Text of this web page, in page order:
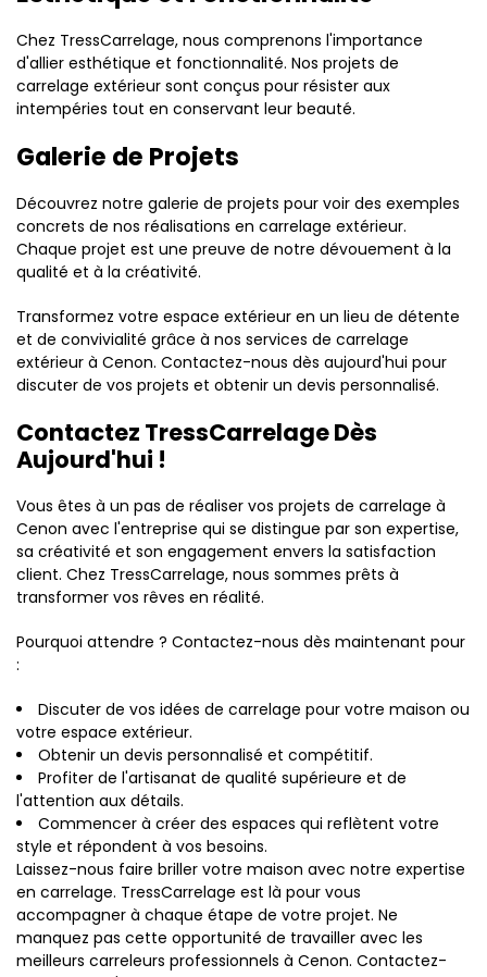
Chez TressCarrelage, nous comprenons l'importance
d'allier esthétique et fonctionnalité. Nos projets de
carrelage extérieur sont conçus pour résister aux
intempéries tout en conservant leur beauté.
Galerie de Projets
Découvrez notre galerie de projets pour voir des exemples
concrets de nos réalisations en carrelage extérieur.
Chaque projet est une preuve de notre dévouement à la
qualité et à la créativité.
Transformez votre espace extérieur en un lieu de détente
et de convivialité grâce à nos services de carrelage
extérieur à Cenon. Contactez-nous dès aujourd'hui pour
discuter de vos projets et obtenir un devis personnalisé.
Contactez TressCarrelage Dès
Aujourd'hui !
Vous êtes à un pas de réaliser vos projets de carrelage à
Cenon avec l'entreprise qui se distingue par son expertise,
sa créativité et son engagement envers la satisfaction
client. Chez TressCarrelage, nous sommes prêts à
transformer vos rêves en réalité.
Pourquoi attendre ? Contactez-nous dès maintenant pour
:
Discuter de vos idées de carrelage pour votre maison ou
votre espace extérieur.
Obtenir un devis personnalisé et compétitif.
Profiter de l'artisanat de qualité supérieure et de
l'attention aux détails.
Commencer à créer des espaces qui reflètent votre
style et répondent à vos besoins.
Laissez-nous faire briller votre maison avec notre expertise
en carrelage. TressCarrelage est là pour vous
accompagner à chaque étape de votre projet. Ne
manquez pas cette opportunité de travailler avec les
meilleurs carreleurs professionnels à Cenon. Contactez-